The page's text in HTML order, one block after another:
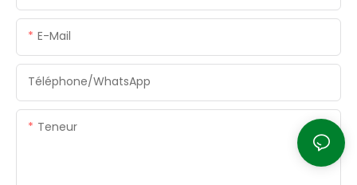
E-Mail
Téléphone/WhatsApp
Teneur